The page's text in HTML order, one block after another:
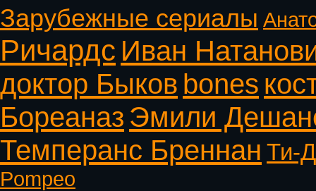
Зарубежные сериалы
Ричардс Иван
доктор Быков bones
Бореаназ Эмили
Темперанс Бреннан Ти-
Pompeo